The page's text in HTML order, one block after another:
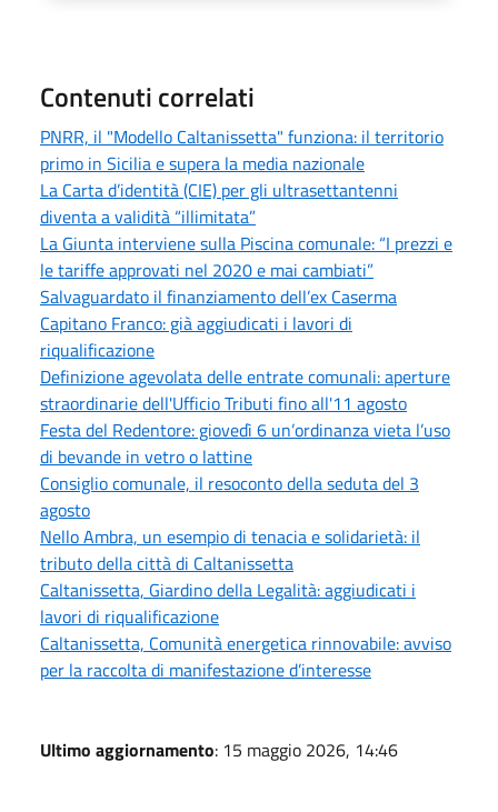
Contenuti correlati
PNRR, il "Modello Caltanissetta" funziona: il territorio
primo in Sicilia e supera la media nazionale
La Carta d’identità (CIE) per gli ultrasettantenni
diventa a validità “illimitata”
La Giunta interviene sulla Piscina comunale: “I prezzi e
le tariffe approvati nel 2020 e mai cambiati”
Salvaguardato il finanziamento dell’ex Caserma
Capitano Franco: già aggiudicati i lavori di
riqualificazione
Definizione agevolata delle entrate comunali: aperture
straordinarie dell'Ufficio Tributi fino all'11 agosto
Festa del Redentore: giovedì 6 un’ordinanza vieta l’uso
di bevande in vetro o lattine
Consiglio comunale, il resoconto della seduta del 3
agosto
Nello Ambra, un esempio di tenacia e solidarietà: il
tributo della città di Caltanissetta
Caltanissetta, Giardino della Legalità: aggiudicati i
lavori di riqualificazione
Caltanissetta, Comunità energetica rinnovabile: avviso
per la raccolta di manifestazione d’interesse
Ultimo aggiornamento: 15 maggio 2026, 14:46